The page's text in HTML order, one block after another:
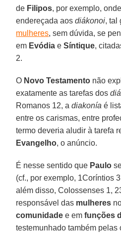
de Filipos, por exemplo,
endereçada aosdiákonoi, tal
mulheres, sem dúvida, se
em Evódia eSíntique,
2.
O Novo Testamento não
exatamente as tarefas dos
Romanos 12, adiakonía é
entre os carismas, entre
termo deveria aludir à tarefa
Evangelho, o anúncio.
É nesse sentido que Paulo
(cf., por exemplo, 1Coríntios
além disso, Colossenses 1,
responsável das mulheres
comunidadee em funções
testemunhado também pelas